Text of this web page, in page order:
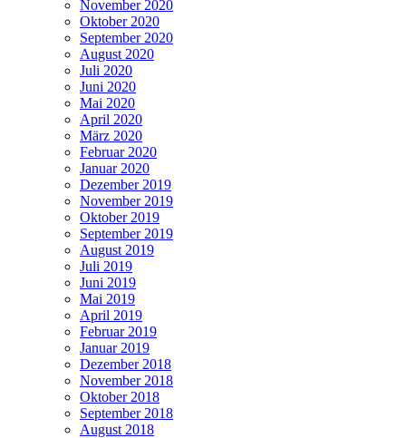
November 2020
Oktober 2020
September 2020
August 2020
Juli 2020
Juni 2020
Mai 2020
April 2020
März 2020
Februar 2020
Januar 2020
Dezember 2019
November 2019
Oktober 2019
September 2019
August 2019
Juli 2019
Juni 2019
Mai 2019
April 2019
Februar 2019
Januar 2019
Dezember 2018
November 2018
Oktober 2018
September 2018
August 2018